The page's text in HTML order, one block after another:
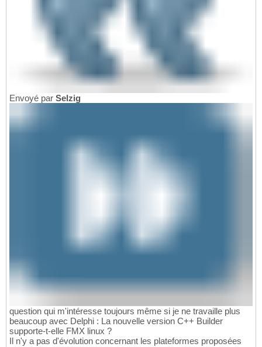
Envoyé par Selzig
question qui m'intéresse toujours même si je ne travaille plus
beaucoup avec Delphi : La nouvelle version C++ Builder
supporte-t-elle FMX linux ?
Il n'y a pas d'évolution concernant les plateformes proposées